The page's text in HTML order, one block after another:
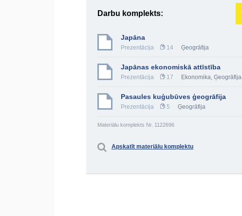
Darbu komplekts:
Japāna
Prezentācija 14 Ģeogrāfija
Japānas ekonomiskā attīstība
Prezentācija 17 Ekonomika, Ģeogrāfija
Pasaules kuģubūves ģeogrāfija
Prezentācija 5 Ģeogrāfija
Materiālu komplekts Nr. 1122696
Apskatīt materiālu komplektu